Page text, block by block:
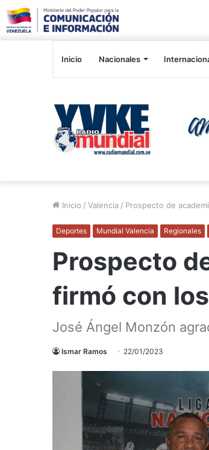
Inicio Nacionales
Inicio / Valencia / Prospecto de
Deportes Mundial Valencia Regionales
Prospecto
firmó con
José Ángel Monzón
Ismar Ramos 22/01/2023